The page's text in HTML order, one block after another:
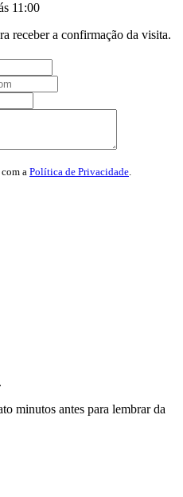
11:00
receber a confirmação da visita.
a Política de Privacidade.
minutos antes para lembrar da